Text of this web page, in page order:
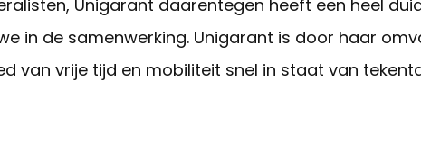
Unigarant daarentegen heeft een heel
in de samenwerking. Unigarant is door haar
van vrije tijd en mobiliteit snel in staat van